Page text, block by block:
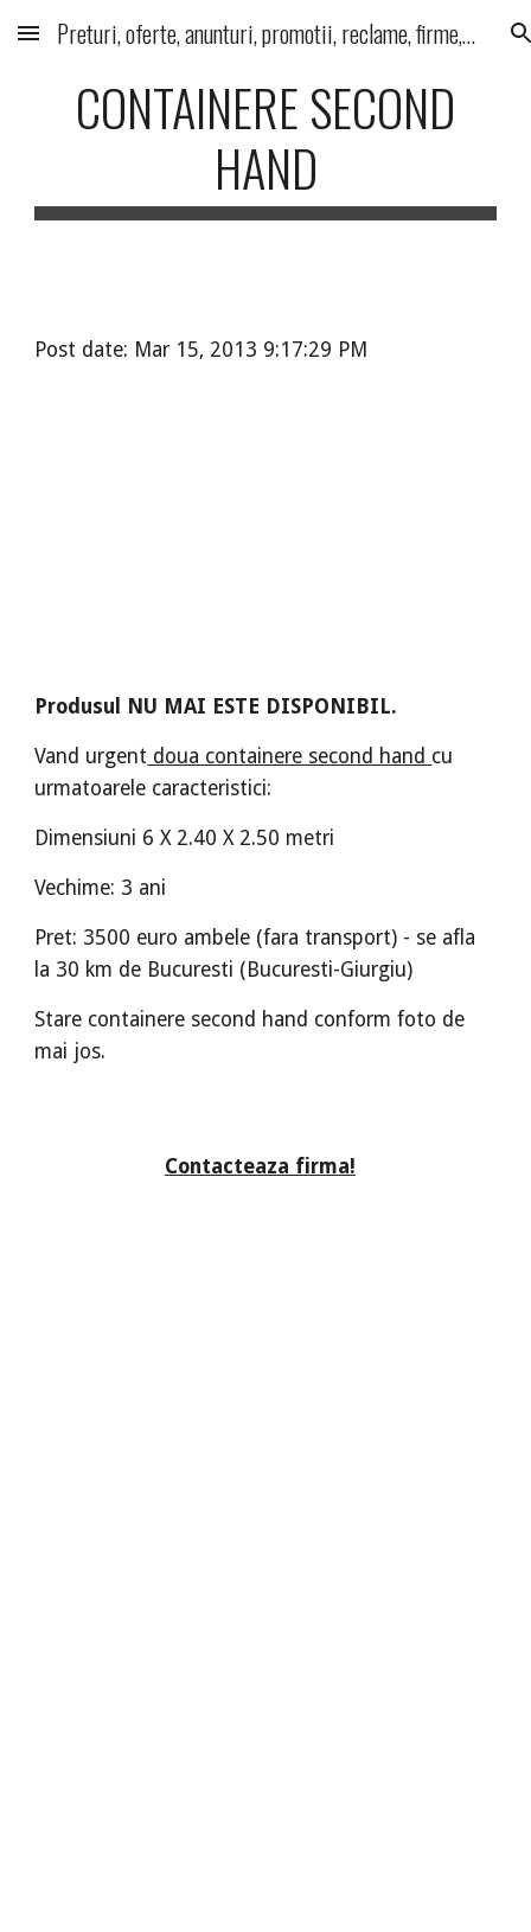
Skip to main content Skip to navigation
Preturi, oferte, anunturi, promotii, reclame, firme, produse, servicii
CONTAINERE SECOND
HAND
Post date: Mar 15, 2013 9:17:29 PM
Produsul NU MAI ESTE DISPONIBIL.
Vand urgent doua containere second hand cu
urmatoarele caracteristici:
Dimensiuni 6 X 2.40 X 2.50 metri
Vechime: 3 ani
Pret: 3500 euro ambele (fara transport) - se afla
la 30 km de Bucuresti (Bucuresti-Giurgiu)
Stare containere second hand conform foto de
mai jos.
Contacteaza firma!